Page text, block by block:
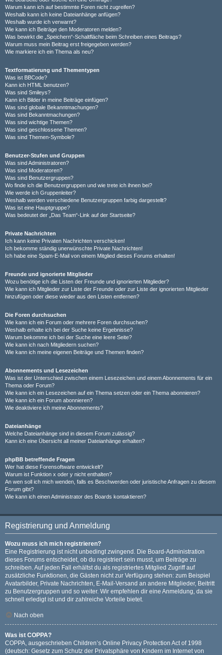
Warum kann ich auf bestimmte Foren nicht zugreifen?
Weshalb kann ich keine Dateianhänge anfügen?
Weshalb wurde ich verwarnt?
Wie kann ich Beiträge den Moderatoren melden?
Was bewirkt die „Speichern“-Schaltfläche beim Schreiben eines Beitrags?
Warum muss mein Beitrag erst freigegeben werden?
Wie markiere ich ein Thema als neu?
Textformatierung und Thementypen
Was ist BBCode?
Kann ich HTML benutzen?
Was sind Smileys?
Kann ich Bilder in meine Beiträge einfügen?
Was sind globale Bekanntmachungen?
Was sind Bekanntmachungen?
Was sind wichtige Themen?
Was sind geschlossene Themen?
Was sind Themen-Symbole?
Benutzer-Stufen und Gruppen
Was sind Administratoren?
Was sind Moderatoren?
Was sind Benutzergruppen?
Wo finde ich die Benutzergruppen und wie trete ich ihnen bei?
Wie werde ich Gruppenleiter?
Weshalb werden verschiedene Benutzergruppen farbig dargestellt?
Was ist eine Hauptgruppe?
Was bedeutet der „Das Team“-Link auf der Startseite?
Private Nachrichten
Ich kann keine Privaten Nachrichten verschicken!
Ich bekomme ständig unerwünschte Private Nachrichten!
Ich habe eine Spam-E-Mail von einem Mitglied dieses Forums erhalten!
Freunde und ignorierte Mitglieder
Wozu benötige ich die Listen der Freunde und ignorierten Mitglieder?
Wie kann ich Mitglieder zur Liste der Freunde oder zur Liste der ignorierten Mitglieder
hinzufügen oder diese wieder aus den Listen entfernen?
Die Foren durchsuchen
Wie kann ich ein Forum oder mehrere Foren durchsuchen?
Weshalb erhalte ich bei der Suche keine Ergebnisse?
Warum bekomme ich bei der Suche eine leere Seite?
Wie kann ich nach Mitgliedern suchen?
Wie kann ich meine eigenen Beiträge und Themen finden?
Abonnements und Lesezeichen
Was ist der Unterschied zwischen einem Lesezeichen und einem Abonnements für ein
Thema oder Forum?
Wie kann ich ein Lesezeichen auf ein Thema setzen oder ein Thema abonnieren?
Wie kann ich ein Forum abonnieren?
Wie deaktiviere ich meine Abonnements?
Dateianhänge
Welche Dateianhänge sind in diesem Forum zulässig?
Kann ich eine Übersicht all meiner Dateianhänge erhalten?
phpBB betreffende Fragen
Wer hat diese Forensoftware entwickelt?
Warum ist Funktion x oder y nicht enthalten?
An wen soll ich mich wenden, falls es Beschwerden oder juristische Anfragen zu diesem
Forum gibt?
Wie kann ich einen Administrator des Boards kontaktieren?
Registrierung und Anmeldung
Wozu muss ich mich registrieren?
Eine Registrierung ist nicht unbedingt zwingend. Die Board-Administration
dieses Forums entscheidet, ob du registriert sein musst, um Beiträge zu
schreiben. Auf jeden Fall erhältst du als registriertes Mitglied Zugriff auf
zusätzliche Funktionen, die Gästen nicht zur Verfügung stehen: zum Beispiel
Avatarbilder, Private Nachrichten, E-Mail-Versand an andere Mitglieder, Beitritt
zu Benutzergruppen und so weiter. Wir empfehlen dir eine Anmeldung, da sie
schnell erledigt ist und dir zahlreiche Vorteile bietet.
Nach oben
Was ist COPPA?
COPPA, ausgeschrieben Children’s Online Privacy Protection Act of 1998
(deutsch: Gesetz zum Schutz der Privatsphäre von Kindern im Internet von